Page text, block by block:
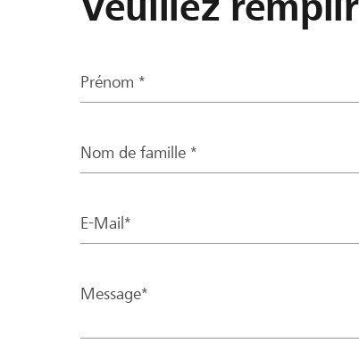
Prénom *
Nom de famille *
E-Mail*
Message*